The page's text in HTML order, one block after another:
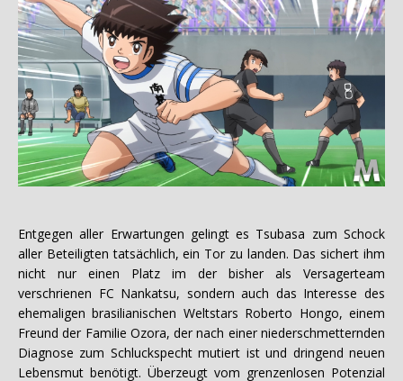
Entgegen aller Erwartungen gelingt es Tsubasa zum Schock
aller Beteiligten tatsächlich, ein Tor zu landen. Das sichert ihm
nicht nur einen Platz im der bisher als Versagerteam
verschrienen FC Nankatsu, sondern auch das Interesse des
ehemaligen brasilianischen Weltstars Roberto Hongo, einem
Freund der Familie Ozora, der nach einer niederschmetternden
Diagnose zum Schluckspecht mutiert ist und dringend neuen
Lebensmut benötigt. Überzeugt vom grenzenlosen Potenzial